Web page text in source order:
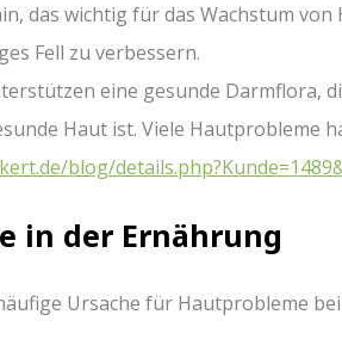
das wichtig für das Wachstum von
Fell zu verbessern.
eine gesunde Darmflora,
Haut ist. Viele Hautprobleme
blog/
in der Ernährung
Ursache für Hautprobleme